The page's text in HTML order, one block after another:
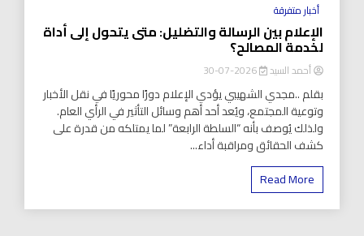
أخبار متفرقة
الإعلام بين الرسالة والتضليل: متى يتحول إلى أداة
لخدمة المصالح؟
أحمد السيد 2026-07-30
بقلم ..مجدي الشهيبي يؤدي الإعلام دورًا محوريًا في نقل الأخبار
وتوعية المجتمع، ويُعد أحد أهم وسائل التأثير في الرأي العام.
ولذلك يُوصف بأنه “السلطة الرابعة” لما يمتلكه من قدرة على
كشف الحقائق ومراقبة أداء...
Read More